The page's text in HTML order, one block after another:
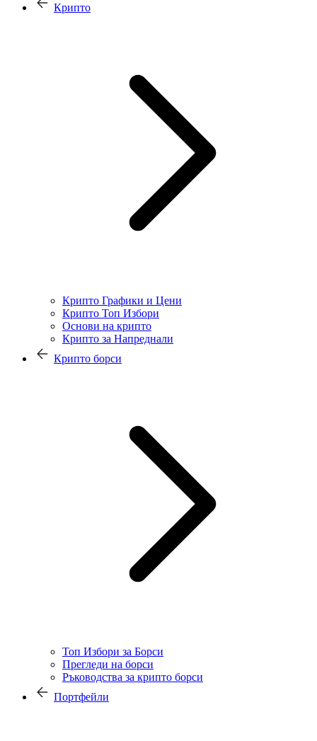
Крипто
Крипто Графики и Цени
Крипто Топ Избори
Основи на крипто
Крипто за Напреднали
Крипто борси
Топ Избори за Борси
Прегледи на борси
Ръководства за крипто борси
Портфейли